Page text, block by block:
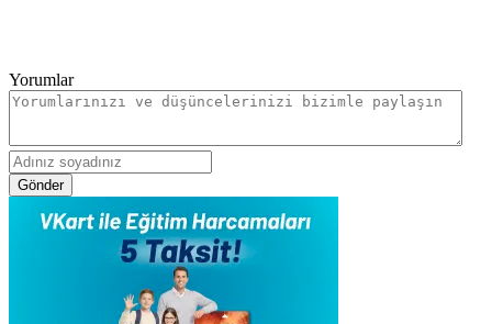
Yorumlar
Gönder